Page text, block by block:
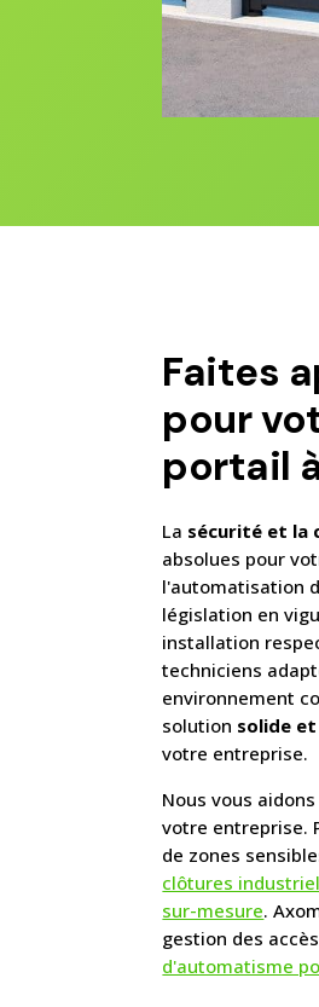
Faites
pour
portail
La sécurité et la
absolues pour
l'automatisation
législation en
installation
techniciens
environnement
solution solide
votre entreprise.
Nous vous
votre entreprise.
de zones
clôtures
sur-mesure.
gestion des
d'automatisme